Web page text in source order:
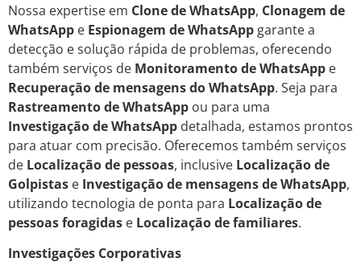
Nossa expertise em Clone de WhatsApp, Clonagem de
WhatsApp e Espionagem de WhatsApp garante a
detecção e solução rápida de problemas, oferecendo
também serviços de Monitoramento de WhatsApp e
Recuperação de mensagens do WhatsApp. Seja para
Rastreamento de WhatsApp ou para uma
Investigação de WhatsApp detalhada, estamos prontos
para atuar com precisão. Oferecemos também serviços
de Localização de pessoas, inclusive Localização de
Golpistas e Investigação de mensagens de WhatsApp,
utilizando tecnologia de ponta para Localização de
pessoas foragidas e Localização de familiares.
Investigações Corporativas